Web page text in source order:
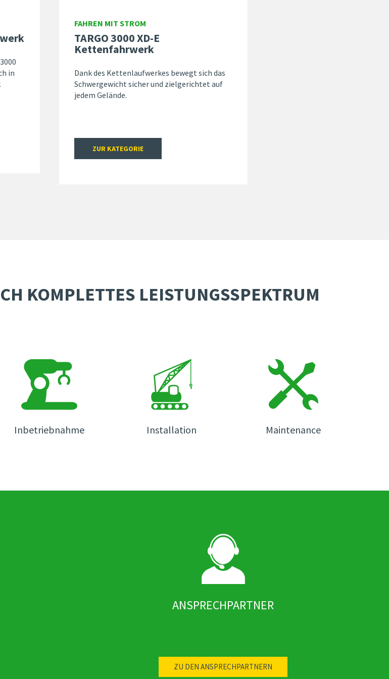
in
FAHREN MIT STROM
TARGO 3000 XD-E
Kettenfahrwerk
Dank des Kettenlaufwerkes bewegt sich das
Schwergewicht sicher und zielgerichtet auf
jedem Gelände.
ZUR KATEGORIE
KOMPLETTES LEISTUNGSSPEKTRUM
Inbetriebnahme Installation Maintenance
ANSPRECHPARTNER
ZU DEN ANSPRECHPARTNERN